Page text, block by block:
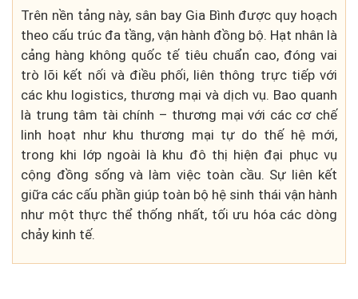
Trên nền tảng này, sân bay Gia Bình được quy hoạch
theo cấu trúc đa tầng, vận hành đồng bộ. Hạt nhân là
cảng hàng không quốc tế tiêu chuẩn cao, đóng vai
trò lõi kết nối và điều phối, liên thông trực tiếp với
các khu logistics, thương mại và dịch vụ. Bao quanh
là trung tâm tài chính – thương mại với các cơ chế
linh hoạt như khu thương mại tự do thế hệ mới,
trong khi lớp ngoài là khu đô thị hiện đại phục vụ
cộng đồng sống và làm việc toàn cầu. Sự liên kết
giữa các cấu phần giúp toàn bộ hệ sinh thái vận hành
như một thực thể thống nhất, tối ưu hóa các dòng
chảy kinh tế.